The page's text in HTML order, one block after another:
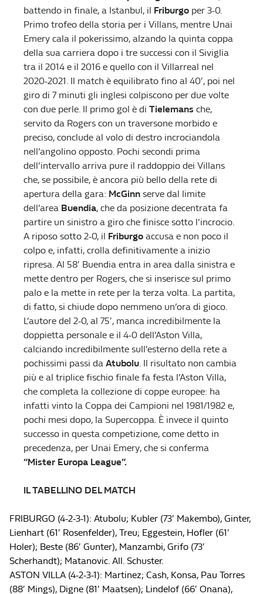
battendo in finale, a Istanbul, il Friburgo per 3-0.
Primo trofeo della storia per i Villans, mentre Unai
Emery cala il pokerissimo, alzando la quinta coppa
della sua carriera dopo i tre successi con il Siviglia
tra il 2014 e il 2016 e quello con il Villarreal nel
2020-2021. Il match è equilibrato fino al 40′, poi nel
giro di 7 minuti gli inglesi colpiscono per due volte
con due perle. Il primo gol è di Tielemans che,
servito da Rogers con un traversone morbido e
preciso, conclude al volo di destro incrociandola
nell’angolino opposto. Pochi secondi prima
dell’intervallo arriva pure il raddoppio dei Villans
che, se possibile, è ancora più bello della rete di
apertura della gara: McGinn serve dal limite
dell’area Buendia, che da posizione decentrata fa
partire un sinistro a giro che finisce sotto l’incrocio.
A riposo sotto 2-0, il Friburgo accusa e non poco il
colpo e, infatti, crolla definitivamente a inizio
ripresa. Al 58′ Buendia entra in area dalla sinistra e
mette dentro per Rogers, che si inserisce sul primo
palo e la mette in rete per la terza volta. La partita,
di fatto, si chiude dopo nemmeno un’ora di gioco.
L’autore del 2-0, al 75′, manca incredibilmente la
doppietta personale e il 4-0 dell’Aston Villa,
calciando incredibilmente sull’esterno della rete a
pochissimi passi da Atubolu. Il risultato non cambia
più e al triplice fischio finale fa festa l’Aston Villa,
che completa la collezione di coppe europee: ha
infatti vinto la Coppa dei Campioni nel 1981/1982 e,
pochi mesi dopo, la Supercoppa. È invece il quinto
successo in questa competizione, come detto in
precedenza, per Unai Emery, che si conferma
“Mister Europa League”.
IL TABELLINO DEL MATCH
FRIBURGO (4-2-3-1): Atubolu; Kubler (73′ Makembo), Ginter,
Lienhart (61′ Rosenfelder), Treu; Eggestein, Hofler (61′
Holer); Beste (86′ Gunter), Manzambi, Grifo (73′
Scherhandt); Matanovic. All. Schuster.
ASTON VILLA (4-2-3-1): Martinez; Cash, Konsa, Pau Torres
(88′ Mings), Digne (81′ Maatsen); Lindelof (66′ Onana),